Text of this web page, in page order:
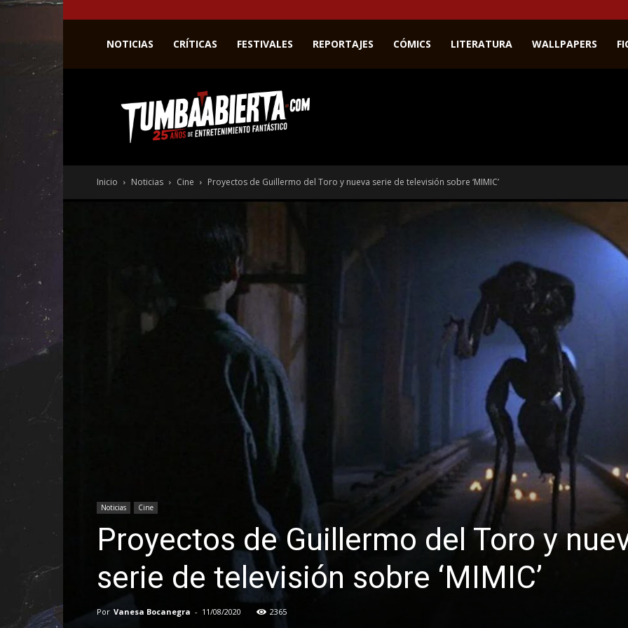
NOTICIAS CRÍTICAS FESTIVALES REPORTAJES CÓMICS LITERATURA WALLPAPERS
web
del
entretenimiento
el
género
Inicio Noticias Cine Proyectos de Guillermo del Toro y nueva serie de televisión sobre ‘MIMIC’
Noticias Cine
Proyectos de Guillermo del Toro y
serie de televisión sobre ‘MIMIC’
Por Vanesa Bocanegra - 11/08/2020 2365